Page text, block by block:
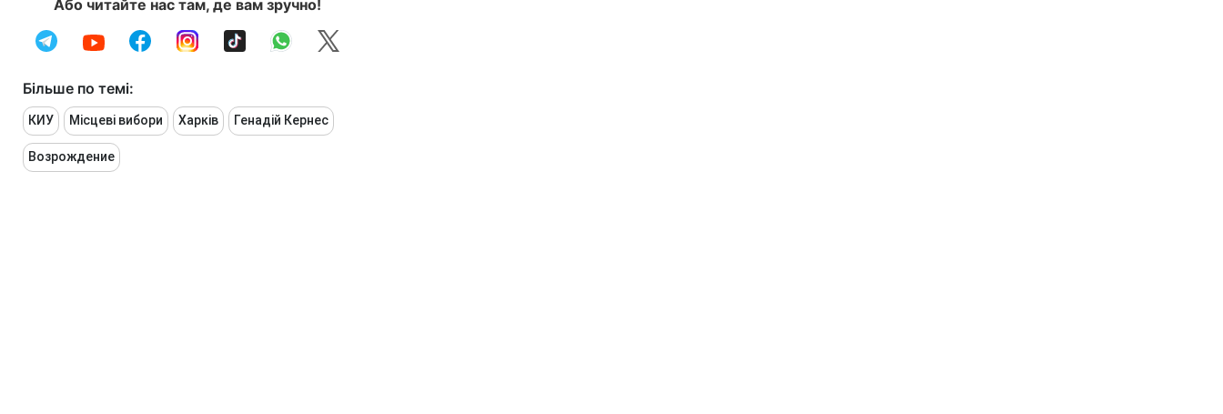
Або читайте нас там, де вам зручно!
Більше по темі:
КИУ Місцеві вибори Харків Генадій Кернес
Возрождение